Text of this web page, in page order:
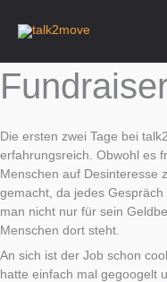
Inhalt
Die ersten zwei Tage bei
erfahrungsreich. Obwohl es
Menschen auf Desinteresse
gemacht, da jedes
man nicht nur für sein
Menschen dort steht.
An sich ist der Job schon
hatte einfach mal gegoogelt